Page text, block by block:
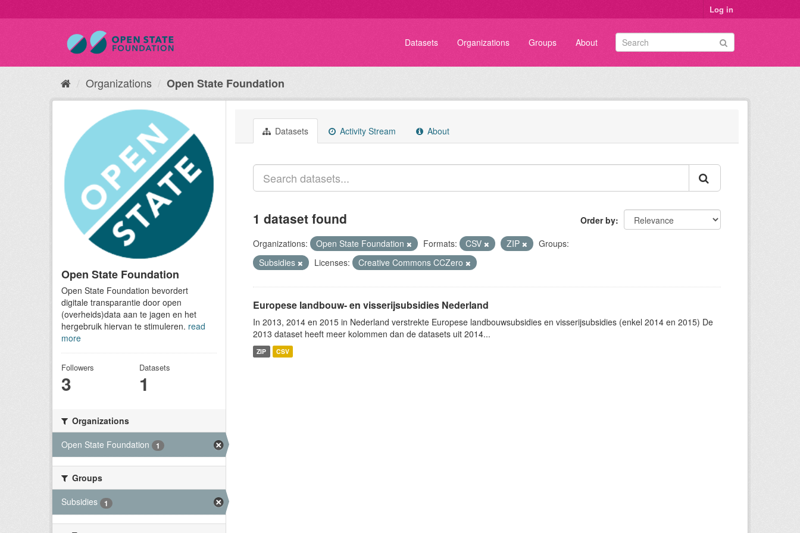
Log in
Datasets Organizations Groups About
Organizations Open State Foundation
Open State Foundation
Open State Foundation bevordert
digitale transparantie door open
(overheids)data aan te jagen en het
hergebruik hiervan te stimuleren. read
more
Followers
3
Datasets
1
Organizations
Open State Foundation
1
Groups
Subsidies
1
Datasets Activity Stream About
Order by
1 dataset found
Organizations: Open State Foundation Formats: CSV ZIP
Groups:
Subsidies
Licenses: Creative Commons CCZero
Europese landbouw- en visserijsubsidies Nederland
In 2013, 2014 en 2015 in Nederland verstrekte Europese landbouwsubsidies en visserijsubsidies (enkel 2014 en 2015) De
2013 dataset heeft meer kolommen dan de datasets uit 2014...
ZIP CSV